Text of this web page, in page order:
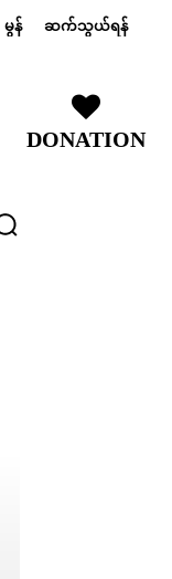
မွန် ဆက်သွယ်ရန်
DONATION